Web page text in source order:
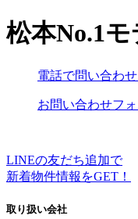
松本No.1
電話で問い合わ
お問い合わせフ
LINEの友だち追加で
新着物件情報をGET！
取り扱い会社